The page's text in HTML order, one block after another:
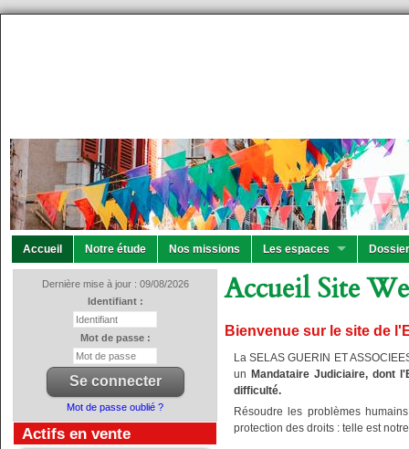
Accueil Notre étude Nos missions Les espaces
Dernière mise à jour : 09/08/2026
Identifiant :
Mot de passe :
Mot de passe oublié ?
Actifs en vente
Accueil Site
Bienvenue sur le site de
La SELAS GUERIN ET
un Mandataire Judiciaire, dont
difficulté.
Résoudre les problèmes
protection des droits : telle est